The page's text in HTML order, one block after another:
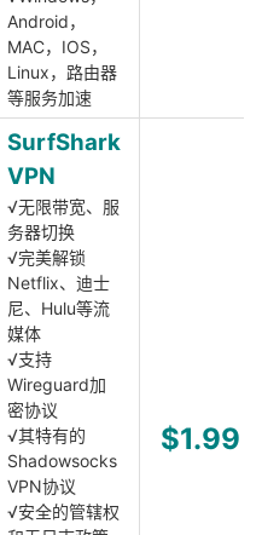
Android，
MAC，IOS，
Linux，路由器
等服务加速
SurfShark
VPN
√无限带宽、服
务器切换
√完美解锁
Netflix、迪士
尼、Hulu等流
媒体
√支持
Wireguard加
密协议
√其特有的
Shadowsocks
VPN协议
√安全的管辖权
$1.99